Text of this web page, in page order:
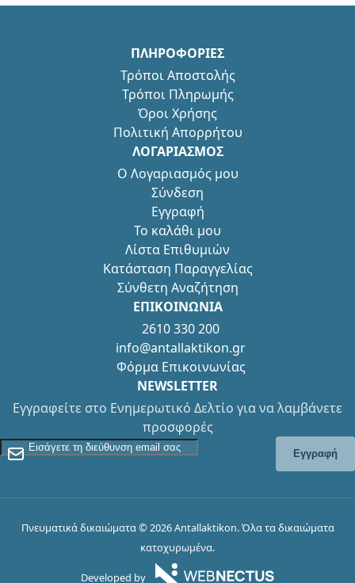
ΠΛΗΡΟΦΟΡΙΕΣ
Τρόποι Αποστολής
Τρόποι Πληρωμής
Όροι Χρήσης
Πολιτική Απορρήτου
ΛΟΓΑΡΙΑΣΜΟΣ
Ο Λογαριασμός μου
Σύνδεση
Εγγραφή
Το καλάθι μου
Λίστα Επιθυμιών
Κατάσταση Παραγγελίας
Σύνθετη Αναζήτηση
ΕΠΙΚΟΙΝΩΝΙΑ
2610 330 200
info@antallaktikon.gr
Φόρμα Επικοινωνίας
NEWSLETTER
Εγγραφείτε στο Ενημερωτικό Δελτίο για να λαμβάνετε
προσφορές
Εγγραφείτε στο Newsletter
Εγγραφή
Πνευματικά δικαιώματα © 2026 Antallaktikon. Όλα τα δικαιώματα
κατοχυρωμένα.
Developed by